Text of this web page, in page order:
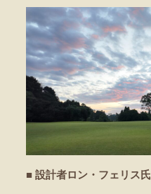
■ 設計者ロン・フェリス